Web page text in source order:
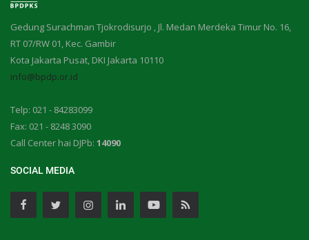
Gedung Surachman Tjokrodisurjo , Jl. Medan Merdeka Timur No. 16,
RT 07/RW 01, Kec. Gambir
Kota Jakarta Pusat, DKI Jakarta 10110
info@bpdp.or.id
Telp: 021 - 84283099
Fax: 021 - 8248 3090
Call Center hai DJPb: 14090
SOCIAL MEDIA